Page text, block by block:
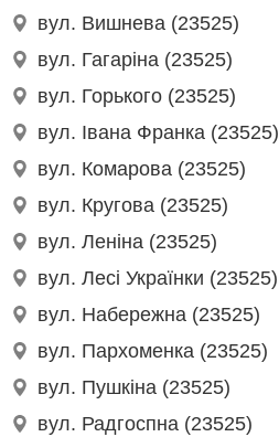
вул. Вишнева (23525)
вул. Гагаріна (23525)
вул. Горького (23525)
вул. Івана Франка (23525)
вул. Комарова (23525)
вул. Кругова (23525)
вул. Леніна (23525)
вул. Лесі Українки (23525)
вул. Набережна (23525)
вул. Пархоменка (23525)
вул. Пушкіна (23525)
вул. Радгоспна (23525)